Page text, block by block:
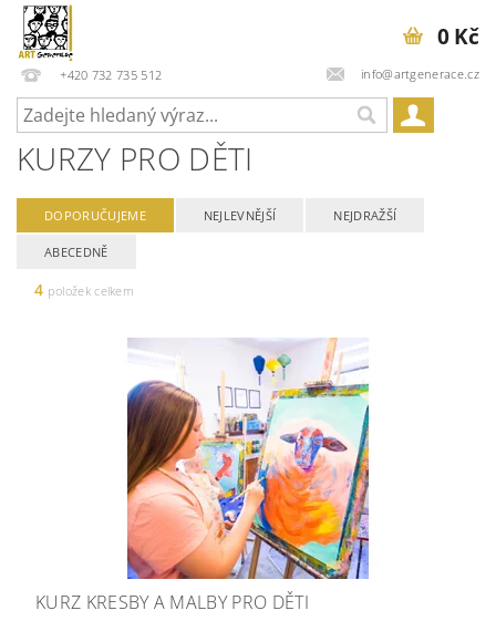
+420 732 735 512 info@artgenerace.cz
0 Kč
KURZY PRO DĚTI
DOPORUČUJEME NEJLEVNĚJŠÍ NEJDRAŽŠÍ
ABECEDNĚ
4 položek celkem
KURZ KRESBY A MALBY PRO DĚTI